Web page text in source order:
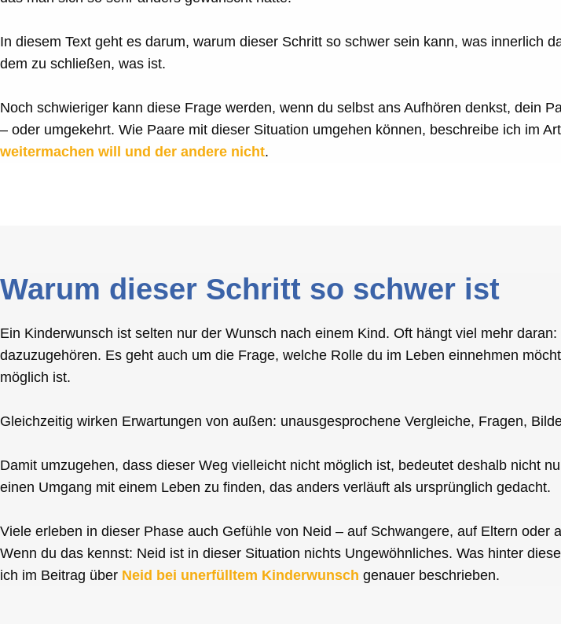
In diesem Text geht es darum, warum dieser Schritt so schwer sein kann, was innerlich
dem zu schließen, was ist.
Noch schwieriger kann diese Frage werden, wenn du selbst ans Aufhören denkst, dein
– oder umgekehrt. Wie Paare mit dieser Situation umgehen können, beschreibe ich im
weitermachen will und der andere nicht.
Warum dieser Schritt so schwer ist
Ein Kinderwunsch ist selten nur der Wunsch nach einem Kind. Oft hängt viel mehr
dazuzugehören. Es geht auch um die Frage, welche Rolle du im Leben einnehmen
möglich ist.
Gleichzeitig wirken Erwartungen von außen: unausgesprochene Vergleiche, Fragen,
Damit umzugehen, dass dieser Weg vielleicht nicht möglich ist, bedeutet deshalb nicht
einen Umgang mit einem Leben zu finden, das anders verläuft als ursprünglich gedacht.
Viele erleben in dieser Phase auch Gefühle von Neid – auf Schwangere, auf Eltern oder
Wenn du das kennst: Neid ist in dieser Situation nichts Ungewöhnliches. Was hinter
ich im Beitrag über Neid bei unerfülltem Kinderwunsch genauer beschrieben.